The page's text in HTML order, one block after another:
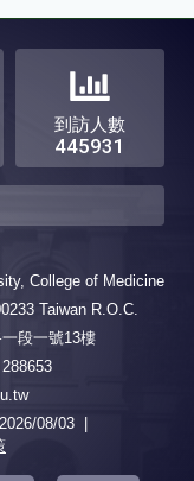
到訪人數
445931
碩士班甄試
般入學
College of Medicine
Taiwan R.O.C.
段一號13樓
2026/08/03